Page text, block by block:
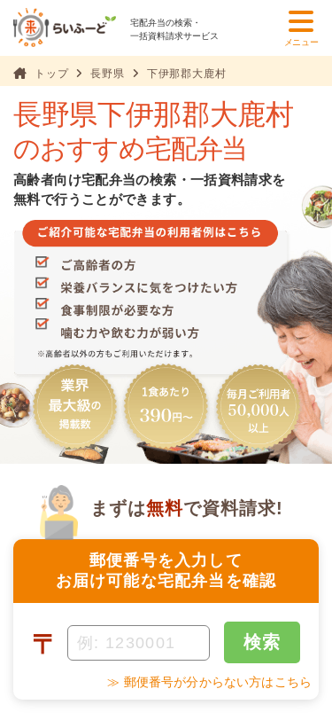
宅配弁当の検索・
一括資料請求サービス
メニュー
トップ 長野県 下伊那郡大鹿村
長野県下伊那郡大鹿村
のおすすめ宅配弁当
高齢者向け宅配弁当の検索・一括資料請求を
無料で行うことができます。
郵便番号を入力して
お届け可能な宅配弁当を確認
まずは無料で資料請求!
〒 検索
≫ 郵便番号が分からない方はこちら